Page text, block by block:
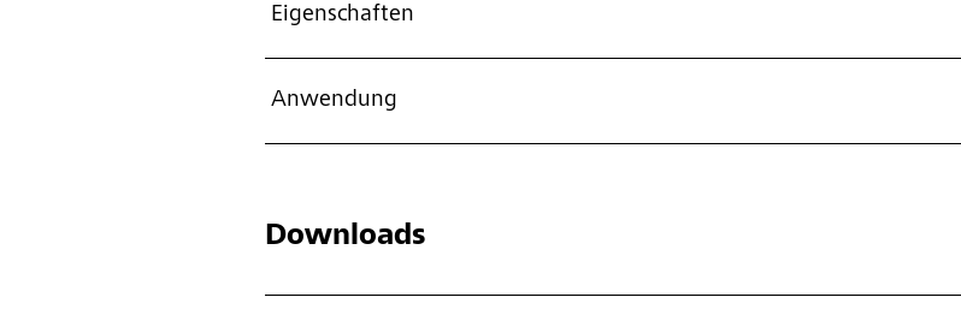
Eigenschaften
Anwendung
Downloads